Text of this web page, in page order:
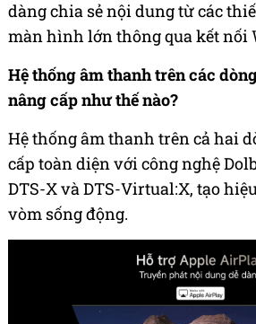
dàng chia sẻ nội dung từ các
màn hình lớn thông qua kết nối
Hệ thống âm thanh trên các
nâng cấp như thế nào?
Hệ thống âm thanh trên cả hai
cấp toàn diện với công nghệ
DTS-X và DTS-Virtual:X, tạo
vòm sống động.